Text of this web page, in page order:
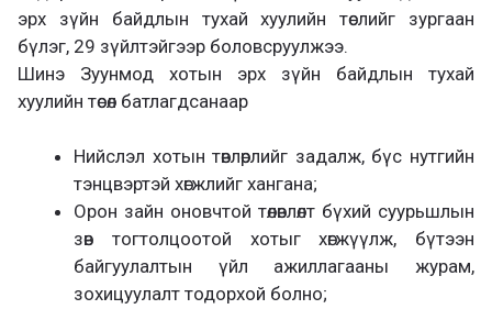
эрх зүйн байдлын тухай хуулийн төслийг зургаан
бүлэг, 29 зүйлтэйгээр боловсруулжээ.
Шинэ Зуунмод хотын эрх зүйн байдлын тухай
хуулийн төсөл батлагдсанаар
Нийслэл хотын төвлөрлийг задалж, бүс нутгийн
тэнцвэртэй хөгжлийг хангана;
Орон зайн оновчтой төлөвлөлт бүхий суурьшлын
зөв тогтолцоотой хотыг хөгжүүлж, бүтээн
байгуулалтын үйл ажиллагааны журам,
зохицуулалт тодорхой болно;